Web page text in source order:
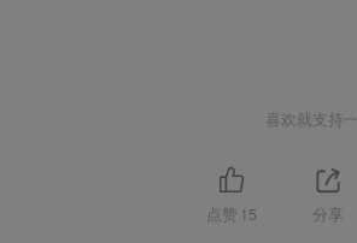
喜欢就支持
点赞 15 分享